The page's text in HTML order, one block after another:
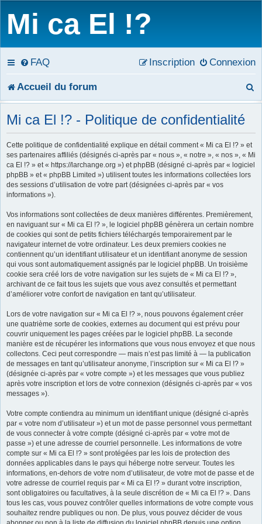
Mi ca El !?
FAQ Connexion
Inscription
Accueil du forum
e
Mi ca El !? - Politique de confidentialité
Cette politique de confidentialité explique en détail comment « Mi ca El !? » et
ses partenaires affiliés (désignés ci-après par « nous », « notre », « nos », « Mi
ca El !? » et « https://larchange.org ») et phpBB (désigné ci-après par « logiciel
phpBB » et « phpBB Limited ») utilisent toutes les informations collectées lors
des sessions d’utilisation de votre part (désignées ci-après par « vos
informations »).
Vos informations sont collectées de deux manières différentes. Premièrement,
en naviguant sur « Mi ca El !? », le logiciel phpBB génèrera un certain nombre
de cookies qui sont de petits fichiers téléchargés temporairement par le
navigateur internet de votre ordinateur. Les deux premiers cookies ne
contiennent qu’un identifiant utilisateur et un identifiant anonyme de session
qui vous sont automatiquement assignés par le logiciel phpBB. Un troisième
cookie sera créé lors de votre navigation sur les sujets de « Mi ca El !? »,
archivant de ce fait tous les sujets que vous avez consultés et permettant
d’améliorer votre confort de navigation en tant qu’utilisateur.
Lors de votre navigation sur « Mi ca El !? », nous pouvons également créer
une quatrième sorte de cookies, externes au document qui est prévu pour
couvrir uniquement les pages créées par le logiciel phpBB. La seconde
manière est de récupérer les informations que vous nous envoyez et que nous
collectons. Ceci peut correspondre — mais n’est pas limité à — la publication
de messages en tant qu’utilisateur anonyme, l’inscription sur « Mi ca El !? »
(désignée ci-après par « votre compte ») et les messages que vous publiez
après votre inscription et lors de votre connexion (désignés ci-après par « vos
messages »).
Votre compte contiendra au minimum un identifiant unique (désigné ci-après
par « votre nom d’utilisateur ») et un mot de passe personnel vous permettant
de vous connecter à votre compte (désigné ci-après par « votre mot de
passe ») et une adresse de courriel personnelle. Les informations de votre
compte sur « Mi ca El !? » sont protégées par les lois de protection des
données applicables dans le pays qui héberge notre serveur. Toutes les
informations, en-dehors de votre nom d’utilisateur, de votre mot de passe et de
votre adresse de courriel requis par « Mi ca El !? » durant votre inscription,
sont obligatoires ou facultatives, à la seule discrétion de « Mi ca El !? ». Dans
tous les cas, vous pouvez contrôler quelles informations de votre compte vous
souhaitez rendre publiques ou non. De plus, vous pouvez décider de vous